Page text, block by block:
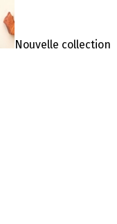
Nouvelle collection